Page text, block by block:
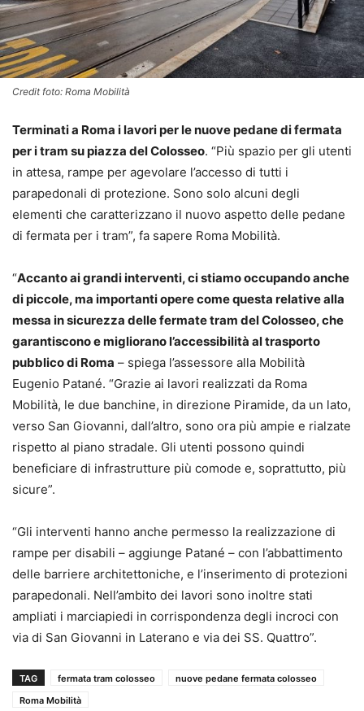
Credit foto: Roma Mobilità
Terminati a Roma i lavori per le nuove pedane di fermata
per i tram su piazza del Colosseo. “Più spazio per gli utenti
in attesa, rampe per agevolare l’accesso di tutti i
parapedonali di protezione. Sono solo alcuni degli
elementi che caratterizzano il nuovo aspetto delle pedane
di fermata per i tram”, fa sapere Roma Mobilità.
“Accanto ai grandi interventi, ci stiamo occupando anche
di piccole, ma importanti opere come questa relative alla
messa in sicurezza delle fermate tram del Colosseo, che
garantiscono e migliorano l’accessibilità al trasporto
pubblico di Roma – spiega l’assessore alla Mobilità
Eugenio Patané. “Grazie ai lavori realizzati da Roma
Mobilità, le due banchine, in direzione Piramide, da un lato,
verso San Giovanni, dall’altro, sono ora più ampie e rialzate
rispetto al piano stradale. Gli utenti possono quindi
beneficiare di infrastrutture più comode e, soprattutto, più
sicure”.
“Gli interventi hanno anche permesso la realizzazione di
rampe per disabili – aggiunge Patané – con l’abbattimento
delle barriere architettoniche, e l’inserimento di protezioni
parapedonali. Nell’ambito dei lavori sono inoltre stati
ampliati i marciapiedi in corrispondenza degli incroci con
via di San Giovanni in Laterano e via dei SS. Quattro”.
TAG fermata tram colosseo
nuove pedane fermata colosseo
Roma Mobilità